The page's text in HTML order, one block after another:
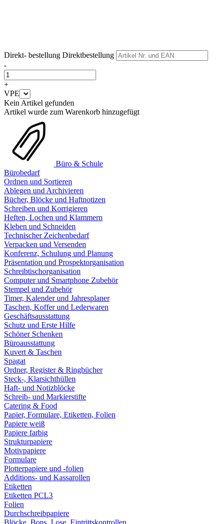
Direkt- bestellung Direktbestellung
-
+
VPE
Kein Artikel gefunden
Artikel wurde zum Warenkorb hinzugefügt
Büro & Schule
Bürobedarf
Ordnen und Sortieren
Ablegen und Archivieren
Bücher, Blöcke und Haftnotizen
Schreiben und Korrigieren
Heften, Lochen und Klammern
Kleben und Schneiden
Technischer Zeichenbedarf
Verpacken und Versenden
Konferenz, Schulung und Planung
Präsentation und Prospektorganisation
Schreibtischorganisation
Computer und Smartphone Zubehör
Stempel und Zubehör
Timer, Kalender und Jahresplaner
Taschen, Koffer und Lederwaren
Geschäftsausstattung
Schutz und Erste Hilfe
Schöner Schenken
Büroausstattung
Kuvert & Taschen
Spagat
Ordner, Register & Ringbücher
Steck-, Klarsichthüllen
Haft- und Notizblöcke
Schreib- und Markierstifte
Catering & Food
Papier, Formulare, Etiketten, Folien
Papiere weiß
Papiere farbig
Strukturpapiere
Motivpapiere
Formulare
Plotterpapiere und -folien
Additions- und Kassarollen
Etiketten
Etiketten PCL3
Folien
Durchschreibpapiere